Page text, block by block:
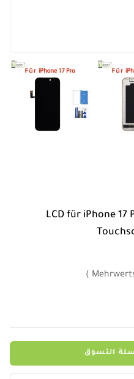
LCD für iPhone 17
)
التسوق